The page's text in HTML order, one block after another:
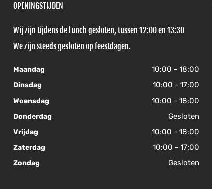
OPENINGSTIJDEN
Wij zijn tijdens de lunch gesloten, tussen 12:00 en 13:30
We zijn steeds gesloten op feestdagen.
Maandag 10:00 - 18:00
Dinsdag 10:00 - 17:00
Woensdag 10:00 - 18:00
Donderdag Gesloten
Vrijdag 10:00 - 18:00
Zaterdag 10:00 - 17:00
Zondag Gesloten